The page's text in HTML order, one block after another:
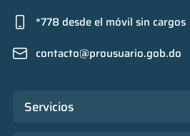
*778 desde el móvil sin cargos
contacto@prousuario.gob.do
Servicios